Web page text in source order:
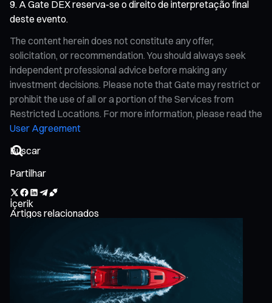
A Gate DEX reserva-se o direito de interpretação final
deste evento.
The content herein does not constitute any offer,
solicitation, or recommendation. You should always seek
independent professional advice before making any
investment decisions. Please note that Gate may restrict or
prohibit the use of all or a portion of the Services from
Restricted Locations. For more information, please read the
User Agreement
Partilhar
İçerik
Artigos relacionados